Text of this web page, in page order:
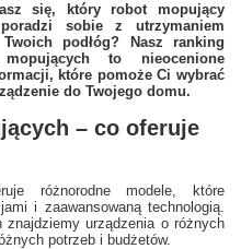
się, który robot mopujący
sobie z utrzymaniem
podłóg? Nasz ranking
to nieocenione
które pomoże Ci wybrać
do Twojego domu.
– co oferuje
różnorodne modele, które
i zaawansowaną technologią.
urządzenia o różnych
potrzeb i budżetów.